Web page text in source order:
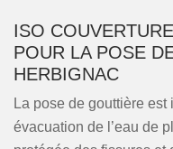
ISO
POUR LA POSE
HERBIGNAC
La pose de gouttière
évacuation de l’eau de